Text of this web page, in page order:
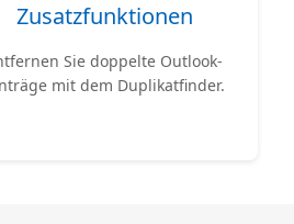
Zusatzfunktionen
Sie doppelte Outlook-
mit dem Duplikatfinder.